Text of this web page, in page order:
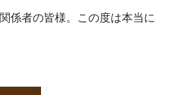
係者の皆様。この度は本当に